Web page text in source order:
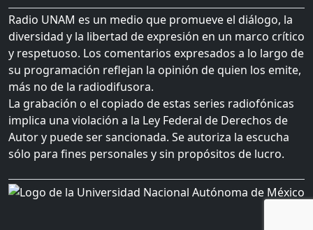
Radio UNAM es un medio que promueve el diálogo, la
diversidad y la libertad de expresión en un marco crítico
y respetuoso. Los comentarios expresados a lo largo de
su programación reflejan la opinión de quien los emite,
más no de la radiodifusora.
La grabación o el copiado de estas series radiofónicas
implica una violación a la Ley Federal de Derechos de
Autor y puede ser sancionada. Se autoriza la escucha
sólo para fines personales y sin propósitos de lucro.